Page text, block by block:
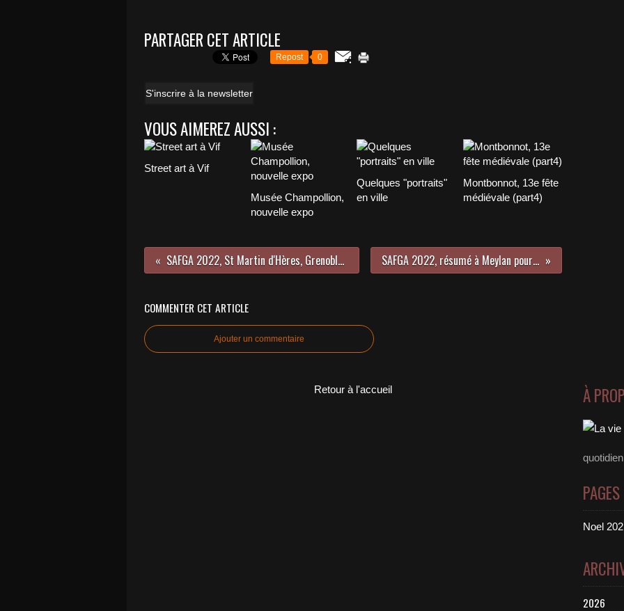
PARTAGER CET ARTICLE
Repost 0
S'inscrire à la newsletter
VOUS AIMEREZ AUSSI :
Street art à Vif
Musée Champollion,
nouvelle expo
Quelques "portraits"
en ville
Montbonnot, 13e fête
médiévale (part4)
SAFGA 2022, St Martin d'Hères, Grenoble et Meylan SAFGA 2022, résumé à Meylan pour le 17 juin
COMMENTER CET ARTICLE
Ajouter un commentaire
Retour à l'accueil À
PAGES
Noel
2026